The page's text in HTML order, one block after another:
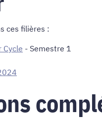
ces filières :
Cycle - Semestre 1